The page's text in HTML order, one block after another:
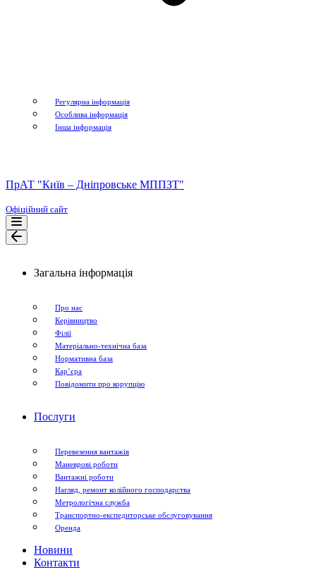
Регулярна інформація
Особлива інформація
Інша інформація
ПрАТ "Київ – Дніпровське МППЗТ"
Офіційний сайт
Меню
навігації
Меню
Загальна інформація
Про нас
Керівництво
Філії
Матеріально-технічна база
Нормативна база
Кар’єра
Повідомити про корупцію
Послуги
Перевезення вантажів
Маневрові роботи
Вантажні роботи
Нагляд, ремонт колійного господарства
Метрологічна служба
Транспортно-експедиторське обслуговування
Оренда
Новини
Контакти